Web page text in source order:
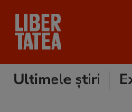
Ultimele știri